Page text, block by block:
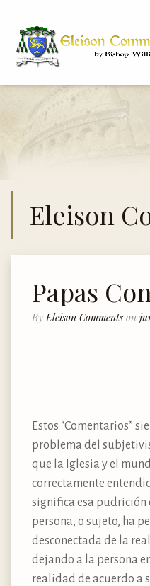
Eleison
Papas
By Eleison Comments on
Estos “Comentarios”
problema del
que la Iglesia y el
correctamente
significa esa pudrición
persona, o sujeto, ha
desconectada de la
dejando a la persona
realidad de acuerdo a